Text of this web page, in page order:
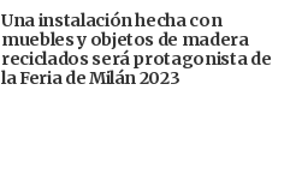
Una instalación hecha con
muebles y objetos de madera
reciclados será protagonista de
la Feria de Milán 2023